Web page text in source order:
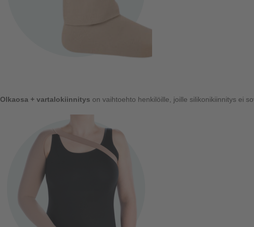
Olkaosa + vartalokiinnitys on vaihtoehto henkilöille, joille silikonikiinnitys ei